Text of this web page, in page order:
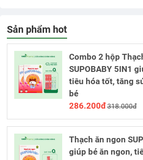
Sản phẩm hot
Combo 2 hộp
SUPOBABY 5IN1
tiêu hóa tốt, tăng
bé
286.200đ318.000đ
Thạch ăn ngon
giúp bé ăn ngon,